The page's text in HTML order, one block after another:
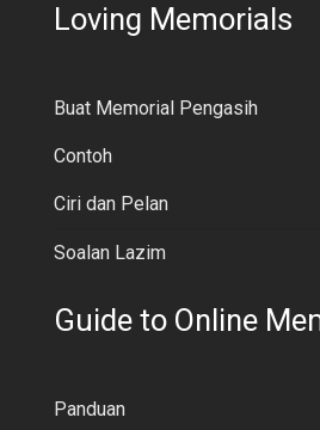
Loving Memorials
Buat Memorial Pengasih
Contoh
Ciri dan Pelan
Soalan Lazim
Guide to Online
Panduan